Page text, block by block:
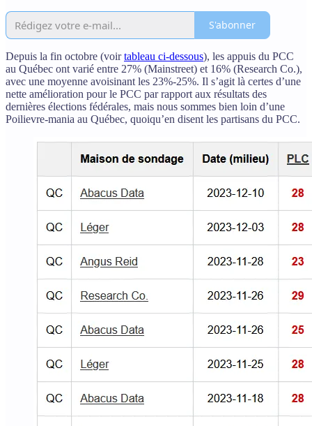
S'abonner
Depuis la fin octobre (voirtableau ci-dessous), les appuis du PCC
au Québec ont varié entre 27% (Mainstreet) et 16% (Research Co.),
avec une moyenne avoisinant les 23%-25%. Il s’agit là certes d’une
nette amélioration pour le PCC par rapport aux résultats des
dernières élections fédérales, mais nous sommes bien loin d’une
Poilievre-mania au Québec, quoiqu’en disent les partisans du PCC.